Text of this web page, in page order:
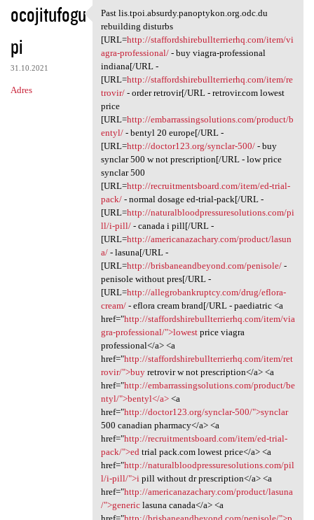
ocojitufogu
pi
31.10.2021
Adres
Past lis.tpoi.absurdy
Past lis.tpoi.absurdy.panoptykon.org.odc.du
rebuilding disturbs
[URL=http://staffordshirebullterrierhq.com/item/vi
agra-professional/- buy viagra-professional
indiana[/URL -
[URL=http://staffordshirebullterrierhq.com/item/re
trovir/- order retrovir[/URL - retrovir.com lowest
price
[URL=http://embarrassingsolutions.com/product/b
entyl/- bentyl 20 europe[/URL -
[URL=http://doctor123.org/synclar-500/- buy
synclar 500 w not prescription[/URL - low price
synclar 500
[URL=http://recruitmentsboard.com/item/ed-trial-
pack/- normal dosage ed-trial-pack[/URL -
[URL=http://naturalbloodpressuresolutions.com/pi
ll/i-pill/- canada i pill[/URL -
[URL=http://americanazachary.com/product/lasun
a/- lasuna[/URL -
[URL=http://brisbaneandbeyond.com/penisole/-
penisole without pres[/URL -
[URL=http://allegrobankruptcy.com/drug/eflora-
cream/- eflora cream brand[/URL - paediatric <a
href="http://staffordshirebullterrierhq.com/item/via
gra-professional/">lowestprice viagra
professional</a> <a
href="http://staffordshirebullterrierhq.com/item/ret
rovir/">buyretrovir w not prescription</a> <a
href="http://embarrassingsolutions.com/product/be
ntyl/">bentyl</a><a
href="http://doctor123.org/synclar-500/">synclar
500 canadian pharmacy</a> <a
href="http://recruitmentsboard.com/item/ed-trial-
pack/">edtrial pack.com lowest price</a> <a
href="http://naturalbloodpressuresolutions.com/pil
l/i-pill/">ipill without dr prescription</a> <a
href="http://americanazachary.com/product/lasuna
/">genericlasuna canada</a> <a